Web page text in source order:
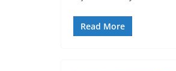
Read More